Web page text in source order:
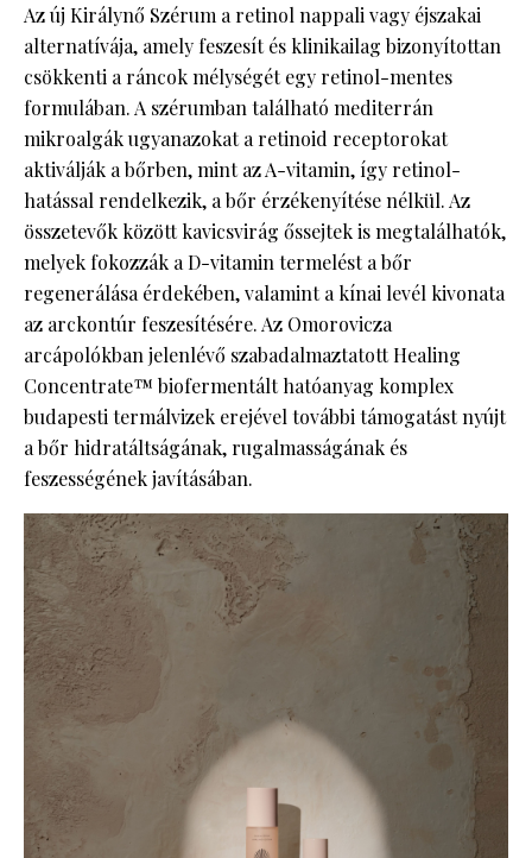
Az új Királynő Szérum a retinol nappali vagy éjszakai
alternatívája, amely feszesít és klinikailag bizonyítottan
csökkenti a ráncok mélységét egy retinol-mentes
formulában. A szérumban található mediterrán
mikroalgák ugyanazokat a retinoid receptorokat
aktiválják a bőrben, mint az A-vitamin, így retinol-
hatással rendelkezik, a bőr érzékenyítése nélkül. Az
összetevők között kavicsvirág őssejtek is megtalálhatók,
melyek fokozzák a D-vitamin termelést a bőr
regenerálása érdekében, valamint a kínai levél kivonata
az arckontúr feszesítésére. Az Omorovicza
arcápolókban jelenlévő szabadalmaztatott Healing
Concentrate™ biofermentált hatóanyag komplex
budapesti termálvizek erejével további támogatást nyújt
a bőr hidratáltságának, rugalmasságának és
feszességének javításában.